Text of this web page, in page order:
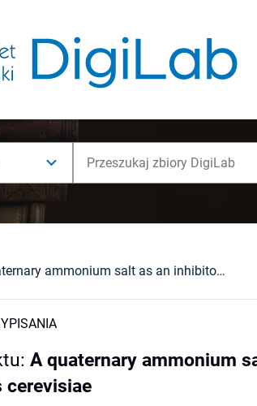
A quaternary ammonium salt as an inhibitor pf plasma membrane H+-ATPase in yeast Saccharomyces cerevisiae
: A quaternary ammonium
cerevisiae